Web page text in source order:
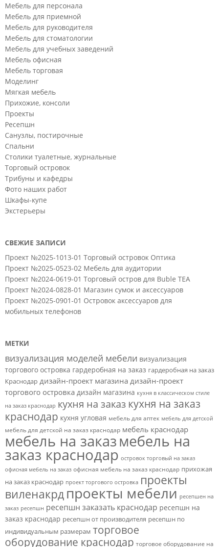
Мебель для персонала
Мебель для приемной
Мебель для руководителя
Мебель для стоматологии
Мебель для учебных заведений
Мебель офисная
Мебель торговая
Моделинг
Мягкая мебель
Прихожие, консоли
Проекты
Ресепшн
Санузлы, постирочные
Спальни
Столики туалетные, журнальные
Торговый островок
Трибуны и кафедры
Фото наших работ
Шкафы-купе
Экстерьеры
СВЕЖИЕ ЗАПИСИ
Проект №2025-1013-01 Торговый островок Оптика
Проект №2025-0523-02 Мебель для аудитории
Проект №2024-0619-01 Торговый остров для Buble TEA
Проект №2024-0828-01 Магазин сумок и аксессуаров
Проект №2025-0901-01 Островок аксессуаров для
мобильных телефонов
МЕТКИ
визуализация моделей мебели визуализация
торгового островка гардеробная на заказ гардеробная на заказ
Краснодар дизайн-проект магазина дизайн-проект
торгового островка дизайн магазина кухня в классическом стиле
на заказ краснодар кухня на заказ кухня на заказ
краснодар кухня угловая мебель для аптек мебель для детской
мебель для детской на заказ краснодар мебель краснодар
мебель на заказмебель на
заказ краснодар островок торговый на заказ
офисная мебель на заказ офисная мебель на заказ краснодар прихожая
на заказ краснодар проект торгового островка проекты
виленакрдпроекты мебели ресепшен на
заказ ресепшн ресепшн заказать краснодар ресепшн на
заказ краснодар ресепшн от производителя ресепшн по
индивидуальным размерам торговое
оборудование краснодар торговое оборудование на